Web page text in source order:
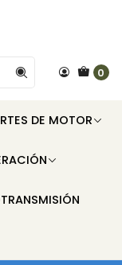
0
DE MOTOR
TRANSMISIÓN